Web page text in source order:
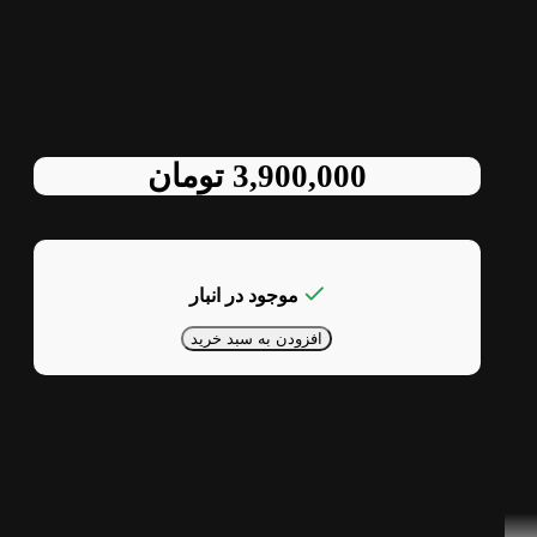
3,900,000 تومان
موجود در انبار
افزودن به سبد خرید